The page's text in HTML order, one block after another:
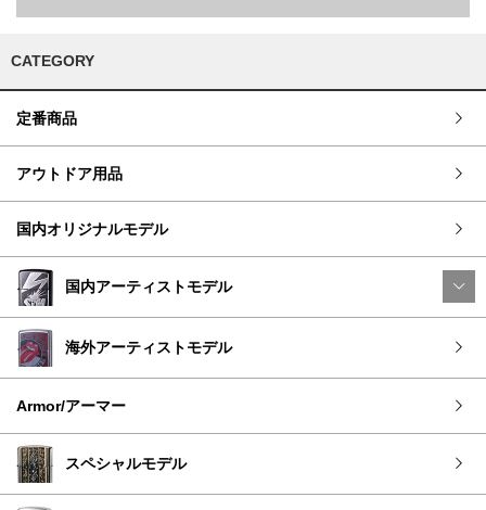
CATEGORY
定番商品
アウトドア用品
国内オリジナルモデル
国内アーティストモデル
海外アーティストモデル
Armor/アーマー
スペシャルモデル